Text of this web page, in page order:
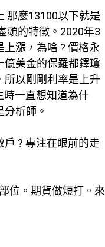
那麼13100以下就是
頭的特徵。2020年3
漲，為啥 ? 價格永
美金的保羅都鐸瓊
所以剛剛利率是上升
時一直想知道為什
析師。
? 專注在眼前的走
位。期貨做短打。來